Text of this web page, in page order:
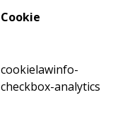
Cookie
cookielawinfo-
checkbox-analytics